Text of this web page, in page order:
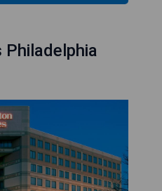
Philadelphia